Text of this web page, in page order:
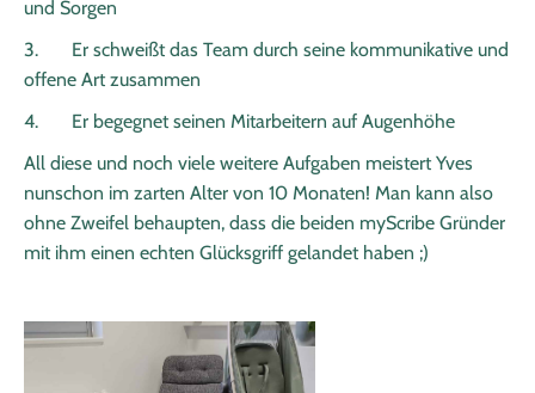
und Sorgen
3. Er schweißt das Team durch seine kommunikative und
offene Art zusammen
4. Er begegnet seinen Mitarbeitern auf Augenhöhe
All diese und noch viele weitere Aufgaben meistert Yves
nunschon im zarten Alter von 10 Monaten! Man kann also
ohne Zweifel behaupten, dass die beiden myScribe Gründer
mit ihm einen echten Glücksgriff gelandet haben ;)